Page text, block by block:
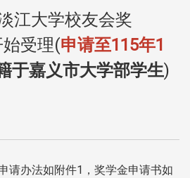
江大学校友会奖
始受理(申请⾄115年1
于嘉义市大学部学生)
请办法如附件1，奖学金申请书如